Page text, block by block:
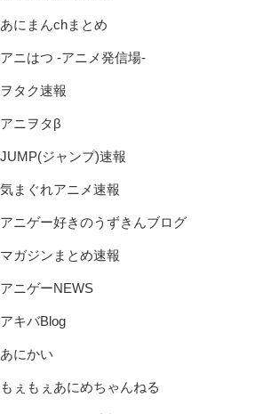
あにまんchまとめ
アニはつ -アニメ発信場-
ヲタク速報
アニヲタβ
JUMP(ジャンプ)速報
気まぐれアニメ速報
アニゲー好きのうずきんブログ
マガジンまとめ速報
アニゲーNEWS
アキバBlog
あにかい
もぇもぇあにめちゃんねる